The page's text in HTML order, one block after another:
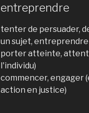
entreprendre
tenter de persuader,
un sujet, entreprendre
porter atteinte,
l'individu)
commencer, engager
action en justice)